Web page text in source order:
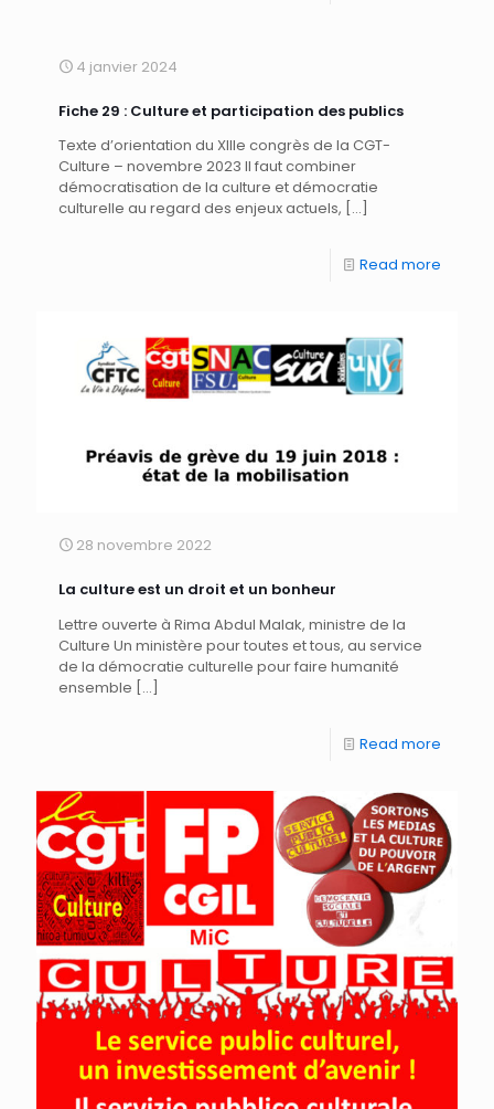
4 janvier 2024
Fiche 29 : Culture et participation des publics
Texte d’orientation du XIIIe congrès de la CGT-
Culture – novembre 2023 Il faut combiner
démocratisation de la culture et démocratie
culturelle au regard des enjeux actuels, […]
Read more
28 novembre 2022
La culture est un droit et un bonheur
Lettre ouverte à Rima Abdul Malak, ministre de la
Culture Un ministère pour toutes et tous, au service
de la démocratie culturelle pour faire humanité
ensemble […]
Read more